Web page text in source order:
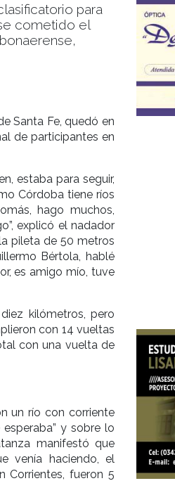
para
cometido el
Santa Fe, quedó en
de participantes en
estaba para seguir,
Córdoba tiene ríos
hago muchos,
explicó el nadador
pileta de 50 metros
Bértola, hablé
es amigo mío, tuve
kilómetros, pero
con 14 vueltas
con una vuelta de
un río con corriente
y sobre lo
manifestó que
venía haciendo, el
Corrientes, fueron 5